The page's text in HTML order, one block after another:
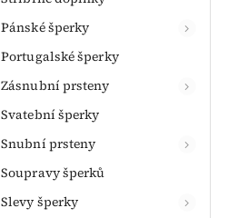
Pánské šperky
Portugalské šperky
Zásnubní prsteny
Svatební šperky
Snubní prsteny
Soupravy šperků
Slevy šperky